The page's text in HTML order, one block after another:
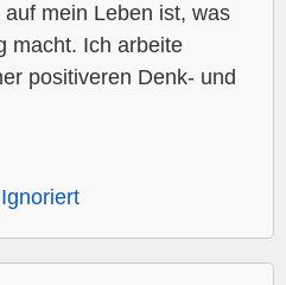
mein Leben ist, was
macht. Ich arbeite
positiveren Denk- und